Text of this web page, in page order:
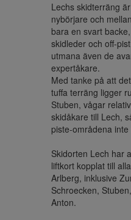
Lechs skidterräng
nybörjare och
bara en svart
skidleder och off-
utmana även de
expertåkare.
Med tanke på att
tuffa terräng ligger
Stuben, vågar
skidåkare till Lech,
piste-områdena
Skidorten Lech har
liftkort kopplat till
Arlberg, inklusive
Schroecken,
Anton.